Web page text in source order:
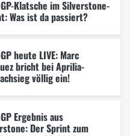
Klatsche im Silverstone-
Was ist da passiert?
heute LIVE: Marc
bricht bei Aprilia-
völlig ein!
Ergebnis aus
Der Sprint zum